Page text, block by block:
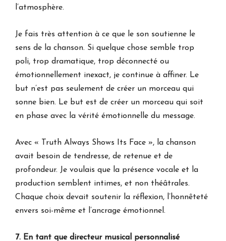
l’atmosphère.
Je fais très attention à ce que le son soutienne le
sens de la chanson. Si quelque chose semble trop
poli, trop dramatique, trop déconnecté ou
émotionnellement inexact, je continue à affiner. Le
but n’est pas seulement de créer un morceau qui
sonne bien. Le but est de créer un morceau qui soit
en phase avec la vérité émotionnelle du message.
Avec « Truth Always Shows Its Face », la chanson
avait besoin de tendresse, de retenue et de
profondeur. Je voulais que la présence vocale et la
production semblent intimes, et non théâtrales.
Chaque choix devait soutenir la réflexion, l’honnêteté
envers soi-même et l’ancrage émotionnel.
7. En tant que directeur musical personnalisé